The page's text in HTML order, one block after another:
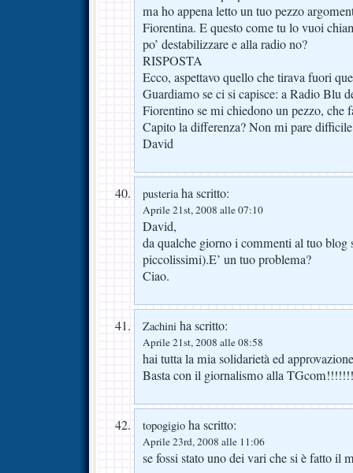
ma ho appena letto un tuo pezzo
Fiorentina. E questo come tu lo vuoi
po’ destabilizzare e alla radio no?
RISPOSTA
Ecco, aspettavo quello che tirava fuori
Guardiamo se ci si capisce: a Radio Blu
Fiorentino se mi chiedono un pezzo, che
Capito la differenza? Non mi pare
David
pusteriaha scritto:
Aprile 21st, 2008 alle 07:10
David,
da qualche giorno i commenti al tuo
piccolissimi).E’ un tuo problema?
Ciao.
Zachini ha scritto:
Aprile 21st, 2008 alle 08:58
hai tutta la mia solidarietà ed
Basta con il giornalismo alla TGcom!!!!!!!
topogigio ha scritto:
Aprile 23rd, 2008 alle 11:06
se fossi stato uno dei vari che si è fatto il